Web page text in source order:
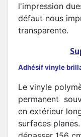
l'impression
défaut nous
transparente.
Adhésif vinyle
Le vinyle
permanent
en extérieur
surfaces